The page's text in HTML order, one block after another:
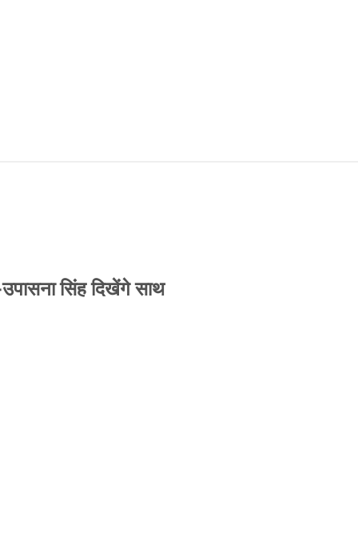
उपासना सिंह दिखेंगे साथ